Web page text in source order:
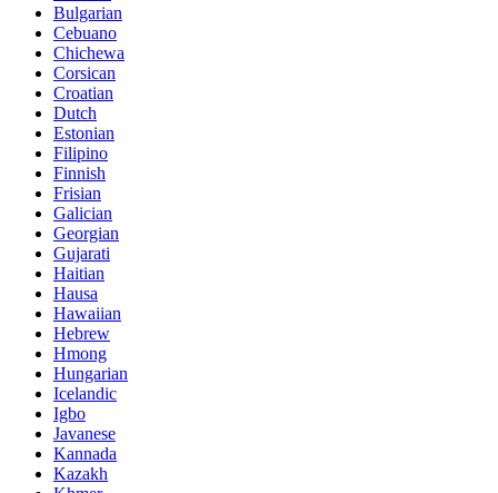
Bulgarian
Cebuano
Chichewa
Corsican
Croatian
Dutch
Estonian
Filipino
Finnish
Frisian
Galician
Georgian
Gujarati
Haitian
Hausa
Hawaiian
Hebrew
Hmong
Hungarian
Icelandic
Igbo
Javanese
Kannada
Kazakh